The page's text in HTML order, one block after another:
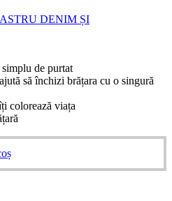
DENIM ȘI
de purtat
să închizi brățara cu o singură
colorează viața